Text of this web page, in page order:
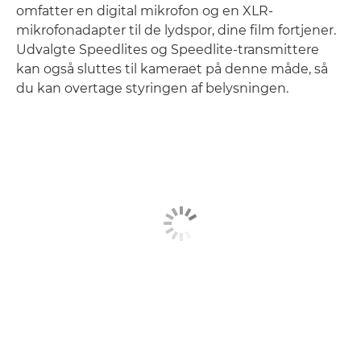
omfatter en digital mikrofon og en XLR-
mikrofonadapter til de lydspor, dine film fortjener.
Udvalgte Speedlites og Speedlite-transmittere
kan også sluttes til kameraet på denne måde, så
du kan overtage styringen af belysningen.